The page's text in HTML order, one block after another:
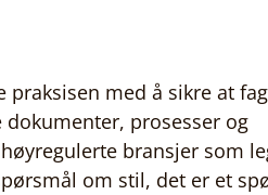
med å sikre at
dokumenter, prosesser og
bransjer som
om stil, det er et